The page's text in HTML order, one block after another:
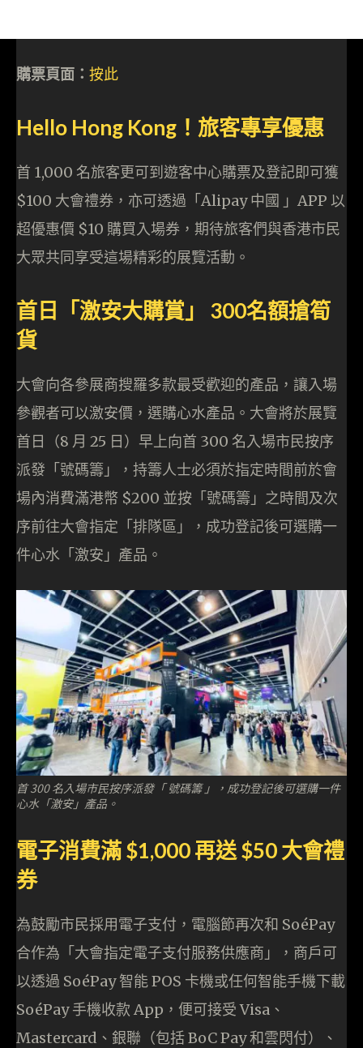
購票頁面： 按此
Hello Hong Kong！旅客專享優惠
首 1,000 名旅客更可到遊客中心購票及登記即可獲
$100 大會禮券，亦可透過「Alipay 中國 」APP 以
超優惠價 $10 購買入場券，期待旅客們與香港市民
大眾共同享受這場精彩的展覽活動。
首日「激安大購賞」 300名額搶筍
貨
大會向各參展商搜羅多款最受歡迎的產品，讓入場
參觀者可以激安價，選購心水產品。大會將於展覽
首日（8 月 25 日）早上向首 300 名入場市民按序
派發「號碼籌」，持籌人士必須於指定時間前於會
場內消費滿港幣 $200 並按「號碼籌」之時間及次
序前往大會指定「排隊區」，成功登記後可選購一
件心水「激安」產品。
首 300 名入場市民按序派發「 號碼籌 」，成功登記後可選購一件
心水「激安」產品。
電子消費滿 $1,000 再送 $50 大會禮
券
為鼓勵市民採用電子支付，電腦節再次和 SoéPay
合作為「大會指定電子支付服務供應商」，商戶可
以透過 SoéPay 智能 POS 卡機或任何智能手機下載
SoéPay 手機收款 App，便可接受 Visa、
Mastercard、銀聯（包括 BoC Pay 和雲閃付）、